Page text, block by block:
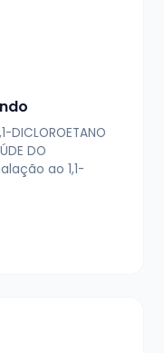
DICLOROETANO
DO
ao 1,1-